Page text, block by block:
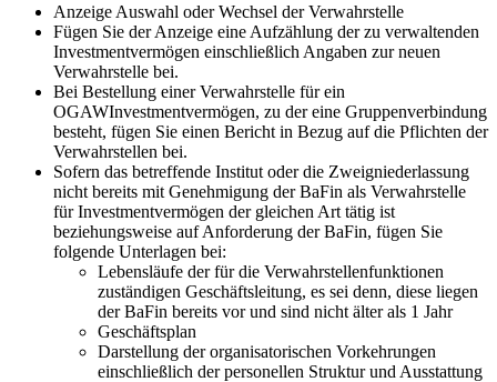
Anzeige Auswahl oder Wechsel der Verwahrstelle
Fügen Sie der Anzeige eine Aufzählung der zu verwaltenden
Investmentvermögen einschließlich Angaben zur neuen
Verwahrstelle bei.
Bei Bestellung einer Verwahrstelle für ein
OGAWInvestmentvermögen, zu der eine Gruppenverbindung
besteht, fügen Sie einen Bericht in Bezug auf die Pflichten der
Verwahrstellen bei.
Sofern das betreffende Institut oder die Zweigniederlassung
nicht bereits mit Genehmigung der BaFin als Verwahrstelle
für Investmentvermögen der gleichen Art tätig ist
beziehungsweise auf Anforderung der BaFin, fügen Sie
folgende Unterlagen bei:
Lebensläufe der für die Verwahrstellenfunktionen
zuständigen Geschäftsleitung, es sei denn, diese liegen
der BaFin bereits vor und sind nicht älter als 1 Jahr
Geschäftsplan
Darstellung der organisatorischen Vorkehrungen
einschließlich der personellen Struktur und Ausstattung